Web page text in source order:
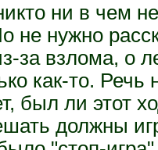
ни в чем
не нужно
за взлома, о
как-то.
был ли этот
должны